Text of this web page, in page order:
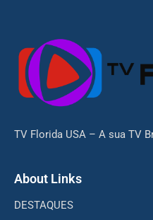
TV Florida USA – A sua TV
About Links
DESTAQUES